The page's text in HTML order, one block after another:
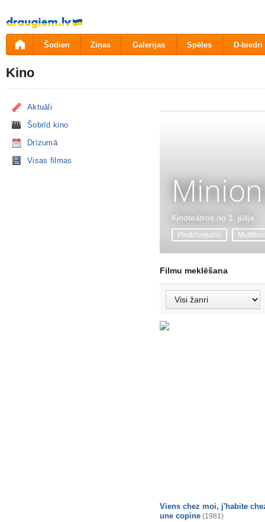
Pāriet
uz
saturu
Šodien Ziņas Galerijas Spēles D-biedri
Kino
Aktuāli
Šobrīd kino
Drīzumā
Visas filmas
Kinoteātros no 1. jūlija
Piedzīvojumu
Filmu meklēšana
Viens chez moi, j'habite
une copine (1981)